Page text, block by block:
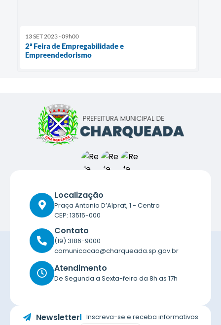
13 SET 2023 - 09h00
2ª Feira de Empregabilidade e
Empreendedorismo
Localização
Praça Antonio D’Alprat, 1 - Centro
CEP: 13515-000
Contato
(19) 3186-9000
comunicacao@charqueada.sp.gov.br
Atendimento
De Segunda a Sexta-feira da 8h as 17h
Newsletter Inscreva-se e receba informativos